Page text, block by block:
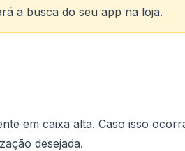
a busca do seu app na loja.
em caixa alta. Caso isso
desejada.